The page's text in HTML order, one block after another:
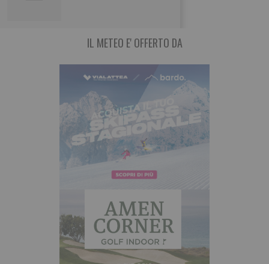
IL METEO E' OFFERTO DA